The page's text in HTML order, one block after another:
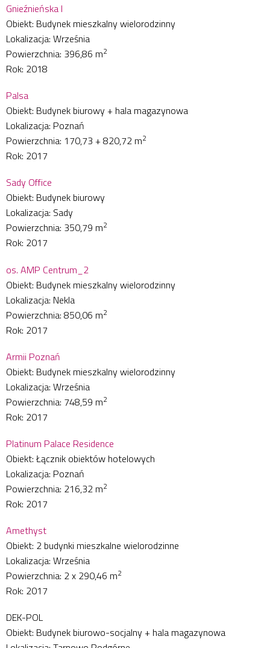
Gnieźnieńska I
Obiekt: Budynek mieszkalny wielorodzinny
Lokalizacja: Września
Powierzchnia: 396,86 m2
Rok: 2018
Palsa
Obiekt: Budynek biurowy + hala magazynowa
Lokalizacja: Poznań
Powierzchnia: 170,73 + 820,72 m2
Rok: 2017
Sady Office
Obiekt: Budynek biurowy
Lokalizacja: Sady
Powierzchnia: 350,79 m2
Rok: 2017
os. AMP Centrum_2
Obiekt: Budynek mieszkalny wielorodzinny
Lokalizacja: Nekla
Powierzchnia: 850,06 m2
Rok: 2017
Armii Poznań
Obiekt: Budynek mieszkalny wielorodzinny
Lokalizacja: Września
Powierzchnia: 748,59 m2
Rok: 2017
Platinum Palace Residence
Obiekt: Łącznik obiektów hotelowych
Lokalizacja: Poznań
Powierzchnia: 216,32 m2
Rok: 2017
Amethyst
Obiekt: 2 budynki mieszkalne wielorodzinne
Lokalizacja: Września
Powierzchnia: 2 x 290,46 m2
Rok: 2017
DEK-POL
Obiekt: Budynek biurowo-socjalny + hala magazynowa